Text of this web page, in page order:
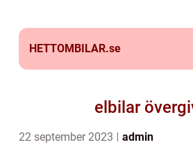
HETTOMBILAR.se
elbilar
22 september 2023 admin